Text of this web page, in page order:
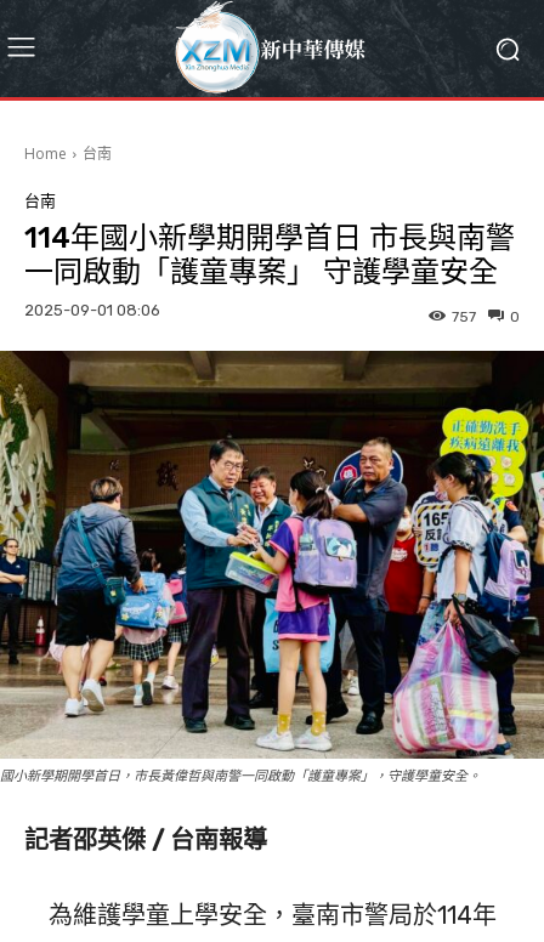
Home 台南
台南
114年國小新學期開學首日 市長與南警
一同啟動「護童專案」 守護學童安全
2025-09-01 08:06 0
757
國小新學期開學首日，市長黃偉哲與南警一同啟動「護童專案」，守護學童安全。
記者邵英傑 / 台南報導
為維護學童上學安全，臺南市警局於114年